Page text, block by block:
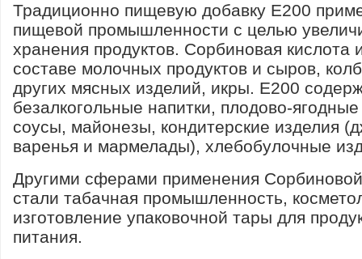
Традиционно пищевую добавку Е200
пищевой промышленности с целью
хранения продуктов. Сорбиновая кислота
составе молочных продуктов и сыров,
других мясных изделий, икры. Е200
безалкогольные напитки, плодово-ягодные
соусы, майонезы, кондитерские изделия
варенья и мармелады), хлебобулочные
Другими сферами применения
стали табачная промышленность,
изготовление упаковочной тары для
питания.